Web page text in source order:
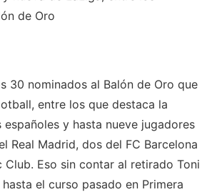
30 nominados al Balón de Oro que
entre los que destaca la
españoles y hasta nueve jugadores
Real Madrid, dos del FC Barcelona
Eso sin contar al retirado Toni
el curso pasado en Primera